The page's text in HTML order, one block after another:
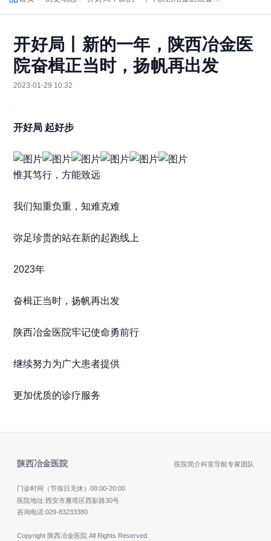
开好局丨新的一年，陕西冶金医
院奋楫正当时，扬帆再出发
2023-01-29 10:32
开好局 起好步
惟其笃行，方能致远
我们知重负重，知难克难
弥足珍贵的站在新的起跑线上
2023年
奋楫正当时，扬帆再出发
陕西冶金医院牢记使命勇前行
继续努力为广大患者提供
更加优质的诊疗服务
陕西冶金医院 医院简介科室导航专家团队
门诊时间（节假日无休） 08:00-20:00
医院地址:西安市雁塔区西影路30号
咨询电话:029-83233380
Copyright 陕西冶金医院 All Rights Reserved.